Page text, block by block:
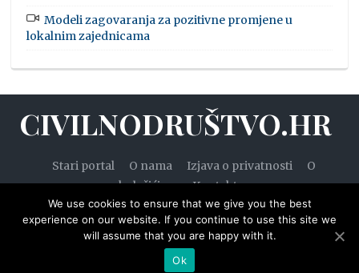
Modeli zagovaranja za pozitivne promjene u
lokalnim zajednicama
CIVILNODRUŠTVO.HR
Stari portal O nama Izjava o privatnosti
O
kolačićima
Kontakt
© 2020. — Civilnodruštvo.hr. Sva prava pridržana.
Designed by
We use cookies to ensure that we give you the best
experience on our website. If you continue to use this site we
will assume that you are happy with it.
Ok